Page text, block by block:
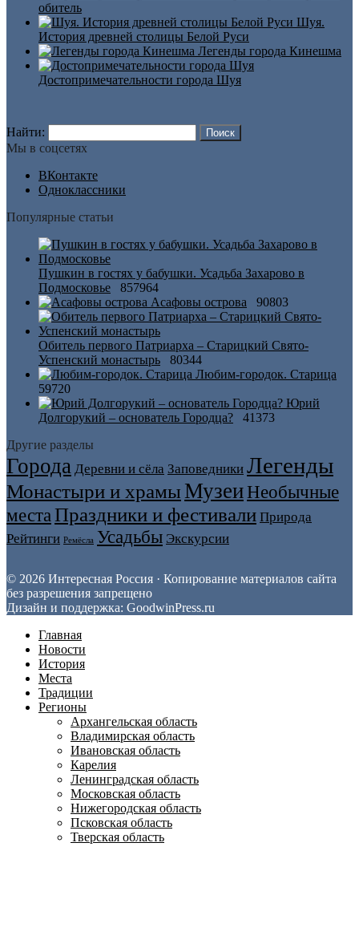
обитель
Шуя.
История древней столицы Белой Руси
Легенды города Кинешма
Достопримечательности города Шуя
Найти:
Мы в соцсетях
ВКонтакте
Одноклассники
Популярные статьи
Пушкин в гостях у бабушки. Усадьба Захарово в
Подмосковье
857964
Асафовы острова
90803
Обитель первого Патриарха – Старицкий Свято-
Успенский монастырь
80344
Любим-городок. Старица
59720
Юрий
Долгорукий – основатель Городца?
41373
Другие разделы
Города Деревни и сёла Заповедники Легенды
Монастыри и храмы МузеиНеобычные
местаПраздники и фестивали Природа
Рейтинги Ремёсла Усадьбы Экскурсии
© 2026 Интересная Россия · Копирование материалов сайта
без разрешения запрещено
Дизайн и поддержка: GoodwinPress.ru
Главная
Новости
История
Места
Традиции
Регионы
Архангельская область
Владимирская область
Ивановская область
Карелия
Ленинградская область
Московская область
Нижегородская область
Псковская область
Тверская область